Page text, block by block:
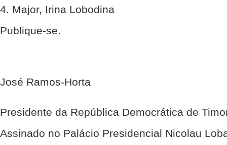
4. Major, Irina Lobodina
Publique-se.
José Ramos-Horta
Presidente da República Democrática de
Assinado no Palácio Presidencial Nicolau